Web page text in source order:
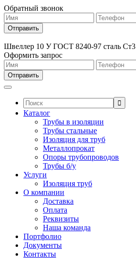
Обратный звонок
Швеллер 10 У ГОСТ 8240-97 сталь Ст3
Оформить запрос
Поиск:
Каталог
Трубы в изоляции
Трубы стальные
Изоляция для труб
Металлопрокат
Опоры трубопроводов
Трубы б/у
Услуги
Изоляция труб
О компании
Доставка
Оплата
Реквизиты
Наша команда
Портфолио
Документы
Контакты